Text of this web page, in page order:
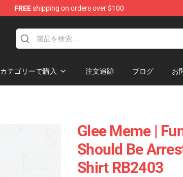
FREEshipping on orders over $100
カテゴリーで購入 注文追跡 ブログ お
Glee Meme |
Should Be
Shirt RB2403